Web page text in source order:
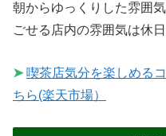
朝からゆっくりした雰囲
ごせる店内の雰囲気は休
➤ 喫茶店気分を楽しめる
ちら(楽天市場）